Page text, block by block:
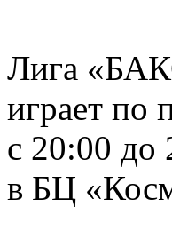
Лига
играет по
с 20:00 до
в БЦ